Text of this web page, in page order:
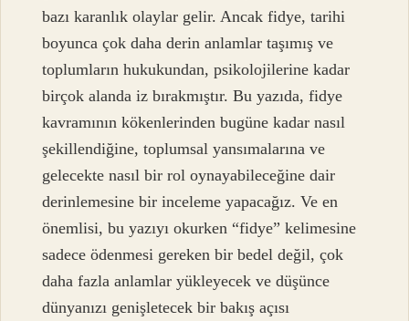
bazı karanlık olaylar gelir. Ancak fidye, tarihi
boyunca çok daha derin anlamlar taşımış ve
toplumların hukukundan, psikolojilerine kadar
birçok alanda iz bırakmıştır. Bu yazıda, fidye
kavramının kökenlerinden bugüne kadar nasıl
şekillendiğine, toplumsal yansımalarına ve
gelecekte nasıl bir rol oynayabileceğine dair
derinlemesine bir inceleme yapacağız. Ve en
önemlisi, bu yazıyı okurken “fidye” kelimesine
sadece ödenmesi gereken bir bedel değil, çok
daha fazla anlamlar yükleyecek ve düşünce
dünyanızı genişletecek bir bakış açısı